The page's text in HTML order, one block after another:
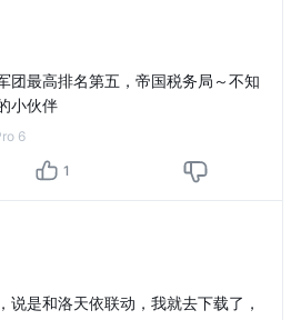
团最高排名第五，帝国税务局～不知
小伙伴
6
1
说是和洛天依联动，我就去下载了，